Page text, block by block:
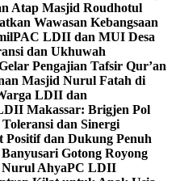
Atap Masjid Roudhotul
Wawasan Kebangsaan
PAC LDII dan MUI Desa
dan Ukhuwah
Pengajian Tafsir Qur’an
Masjid Nurul Fatah di
LDII dan
Makassar: Brigjen Pol
dan Sinergi
dan Dukung Penuh
Gotong Royong
AhyaPC LDII